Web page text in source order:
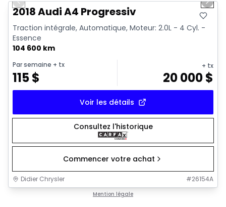
Previous slide Next
2018 Audi A4 Progressiv
Traction intégrale, Automatique, Moteur: 2.0L - 4 Cyl. -
Essence
104 600 km
Par semaine + tx
115$
+ tx
20 000$
Voir les détails
Consultez l'historique
Commencer votre achat
Didier Chrysler #26154A
Mention légale